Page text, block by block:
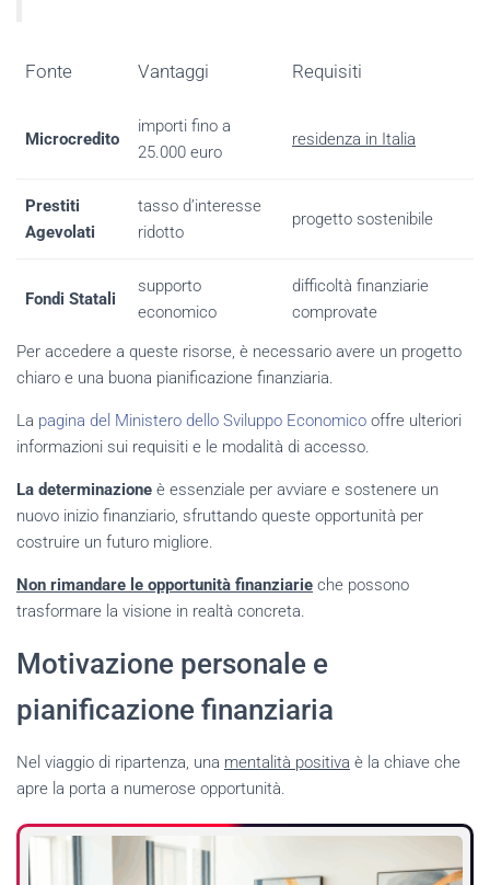
Fonte Vantaggi Requisiti
Microcredito
importi fino a
25.000 euro
residenza in Italia
Prestiti
Agevolati
tasso d’interesse
ridotto
progetto sostenibile
Fondi Statali
supporto
economico
difficoltà finanziarie
comprovate
Per accedere a queste risorse, è necessario avere un progetto
chiaro e una buona pianificazione finanziaria.
La pagina del Ministero dello Sviluppo Economico offre ulteriori
informazioni sui requisiti e le modalità di accesso.
La determinazione è essenziale per avviare e sostenere un
nuovo inizio finanziario, sfruttando queste opportunità per
costruire un futuro migliore.
Non rimandare le opportunità finanziarie che possono
trasformare la visione in realtà concreta.
Motivazione personale e
pianificazione finanziaria
Nel viaggio di ripartenza, una mentalità positiva è la chiave che
apre la porta a numerose opportunità.